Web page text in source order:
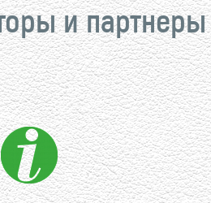
и партнеры